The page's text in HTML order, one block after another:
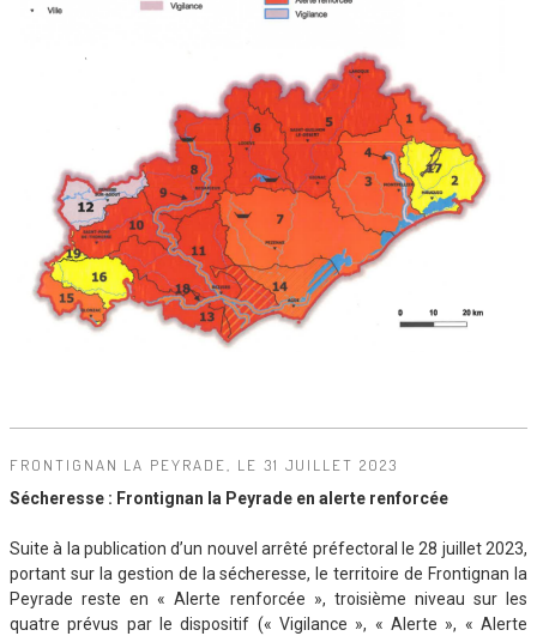
FRONTIGNAN LA PEYRADE, LE 31 JUILLET 2023
Sécheresse : Frontignan la Peyrade en alerte renforcée
Suite à la publication d’un nouvel arrêté préfectoral le 28 juillet 2023,
portant sur la gestion de la sécheresse, le territoire de Frontignan la
Peyrade reste en « Alerte renforcée », troisième niveau sur les
quatre prévus par le dispositif (« Vigilance », « Alerte », « Alerte